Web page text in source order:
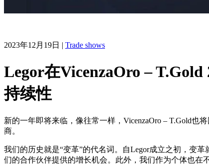
2023年12月19日 | Trade shows
Legor在VicenzaOro –
持续性
新的一年即将来临，像往常一样，VicenzaOro – T.Gold
商。
我们的历史就是“变革”的代名词。自Legor成立之初，变
们的合作伙伴提供的增长机会。此外，我们作为个体也在